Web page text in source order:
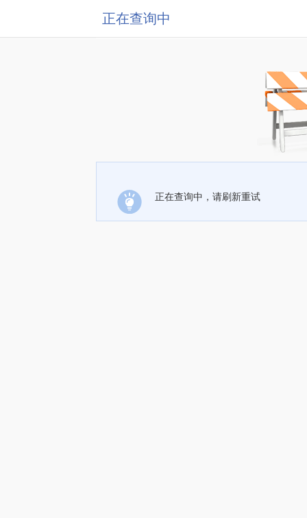
正在查询中
正在查询中，请刷新重试